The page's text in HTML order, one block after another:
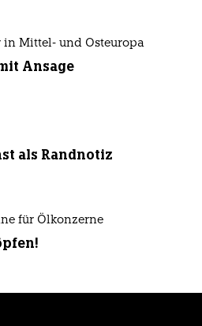
in Mittel- und Osteuropa
Ansage
als Randnotiz
für Ölkonzerne